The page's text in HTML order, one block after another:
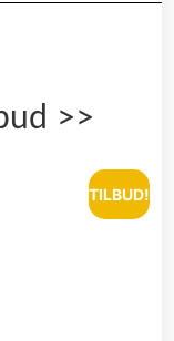
>>
TILBUD!